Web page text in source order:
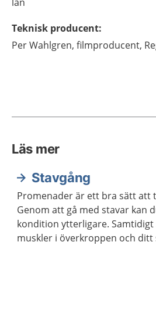
Teknisk producent:
PerWahlgren, filmproducent,
Läs mer
Stavgång
Promenader är ett bra sätt att
Genom att gå med stavar kan
kondition ytterligare.
muskler i överkroppen och ditt